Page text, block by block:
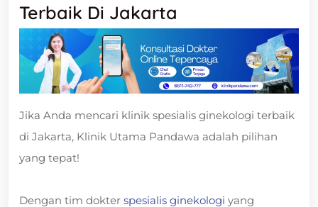
Terbaik Di Jakarta
Jika Anda mencari klinik spesialis ginekologi terbaik
di Jakarta, Klinik Utama Pandawa adalah pilihan
yang tepat!
Dengan tim dokter spesialis ginekologi yang